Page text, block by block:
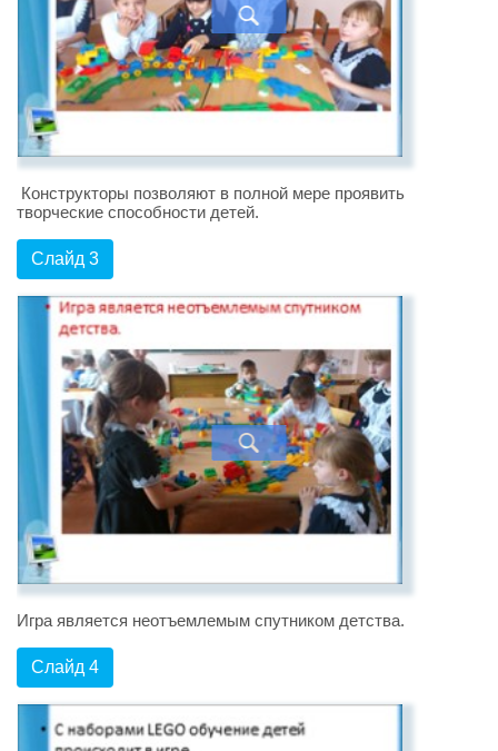
Конструкторы позволяют в полной мере проявить
творческие способности детей.
Слайд 3
Игра является неотъемлемым спутником детства.
Слайд 4